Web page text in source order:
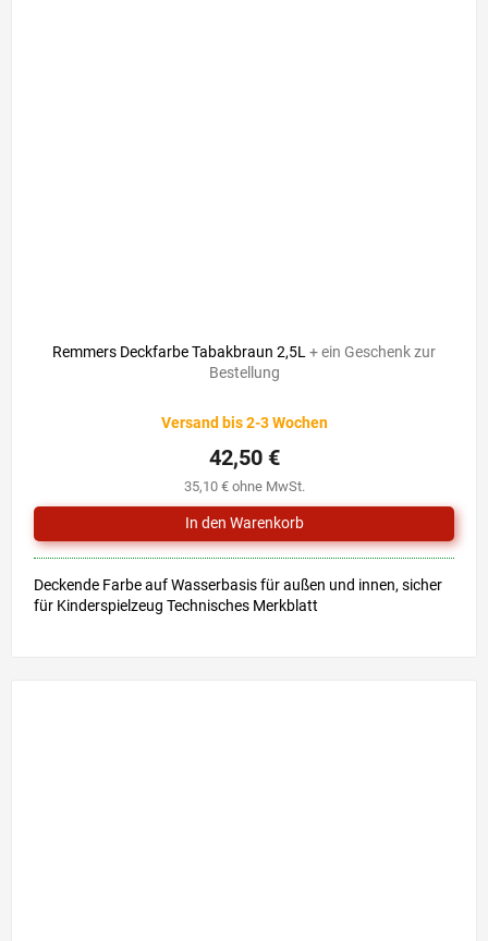
Remmers Deckfarbe Tabakbraun 2,5L + ein Geschenk zur
Bestellung
Versand bis 2-3 Wochen
35,10 € ohne MwSt.
42,50 €
Deckende Farbe auf Wasserbasis für außen und innen, sicher
für Kinderspielzeug Technisches Merkblatt